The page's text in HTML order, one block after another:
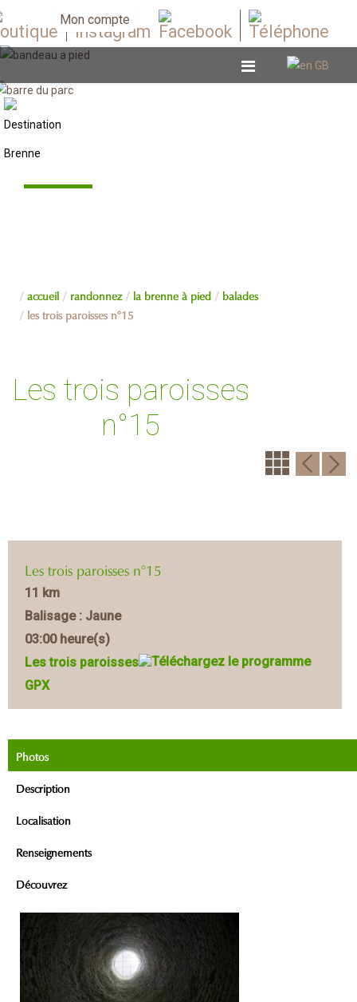
Mon compte
accueil randonnez la brenne à pied balades
les trois paroisses n°15
Les trois paroisses
n°15
Les trois paroisses n°15
11 km
Balisage : Jaune
03:00 heure(s)
Les trois paroisses
GPX
Photos
Description
Localisation
Renseignements
Découvrez